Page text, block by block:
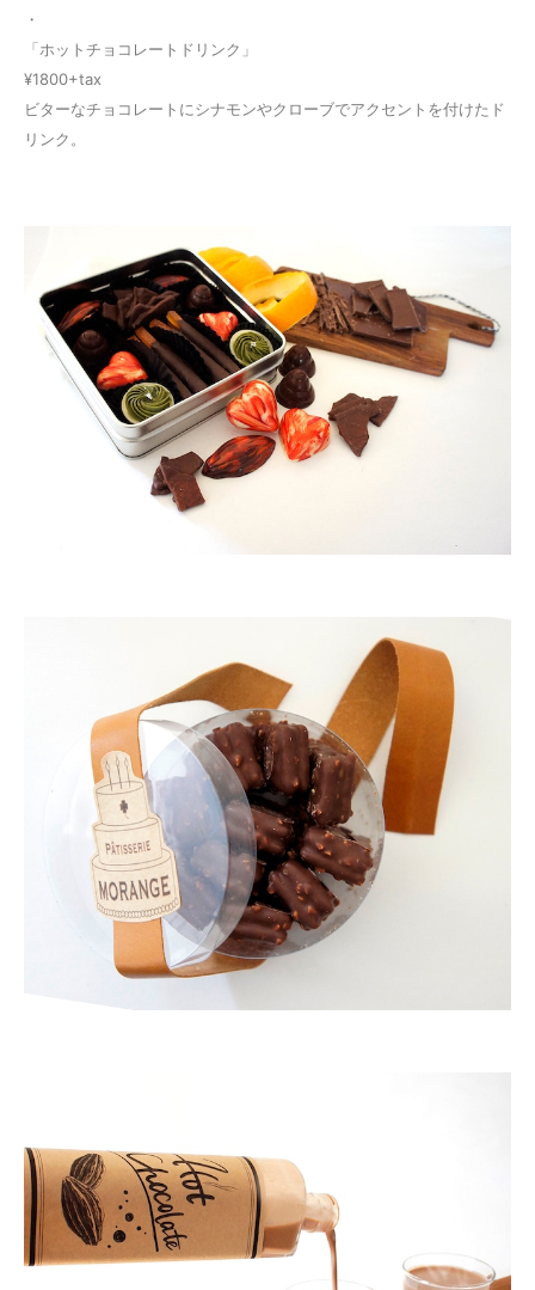
・
「ホットチョコレートドリンク」
¥1800+tax
ビターなチョコレートにシナモンやクローブでアクセントを付けたド
リンク。